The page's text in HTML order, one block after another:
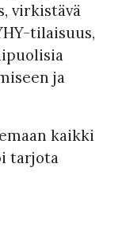
virkistävä
tilaisuus,
ja
kaikki
tarjota